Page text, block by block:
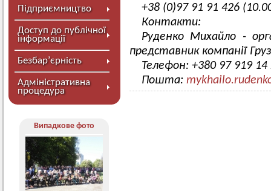
Підприємництво
Доступ до публічної
інформації
Безбар’єрність
Адміністративна
процедура
Випадкове фото
+38 (0)97 91 91 426
Контакти:
Руденко Михайло -
представник компанії
Телефон: +380 97 919
Пошта: